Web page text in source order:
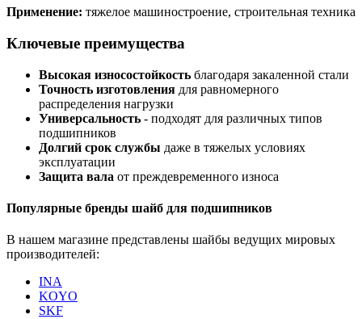
Применение: тяжелое машиностроение, строительная техника
Ключевые преимущества
Высокая износостойкость благодаря закаленной стали
Точность изготовления для равномерного
распределения нагрузки
Универсальность - подходят для различных типов
подшипников
Долгий срок службы даже в тяжелых условиях
эксплуатации
Защита вала от преждевременного износа
Популярные бренды шайб для подшипников
В нашем магазине представлены шайбы ведущих мировых
производителей:
INA
KOYO
SKF